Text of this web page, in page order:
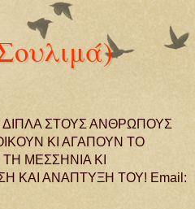
ΣΤΟΥΣ ΑΝΘΡΩΠΟΥΣ
ΚΙ ΑΓΑΠΟΥΝ ΤΟ
ΜΕΣΣΗΝΙΑ ΚΙ
ΚΑΙ ΑΝΑΠΤΥΞΗ ΤΟΥ! Email: